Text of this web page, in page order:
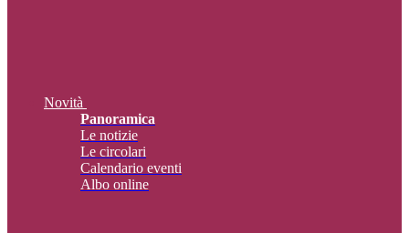
Novità
Panoramica
Le notizie
Le circolari
Calendario eventi
Albo online